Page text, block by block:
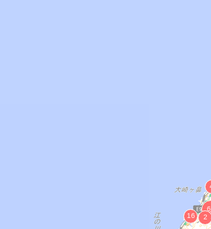
出雲国山代郷遺跡群 正倉跡・北新造